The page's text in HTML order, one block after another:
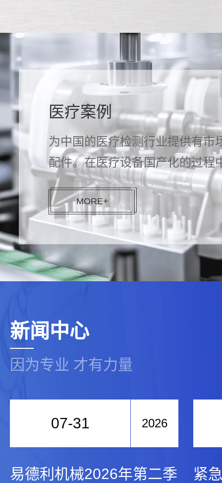
医疗案例
为中国的医疗检测行业提供有市
配件。在医疗设备国产化的过程
值...
MORE+
新闻中心
因为专业 才有力量
07-31 2026
易德利机械2026年第二季
紧